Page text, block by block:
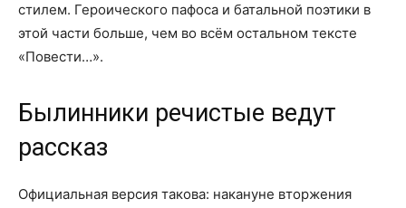
стилем. Героического пафоса и батальной поэтики в
этой части больше, чем во всём остальном тексте
«Повести…».
Былинники речистые ведут
рассказ
Официальная версия такова: накануне вторжения